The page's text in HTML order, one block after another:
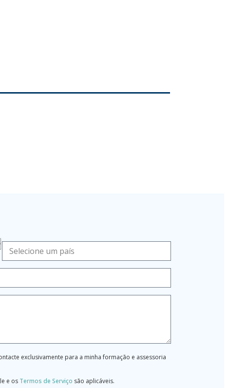
exclusivamente para a minha formação e assessoria
e os Termos de Serviço são aplicáveis.